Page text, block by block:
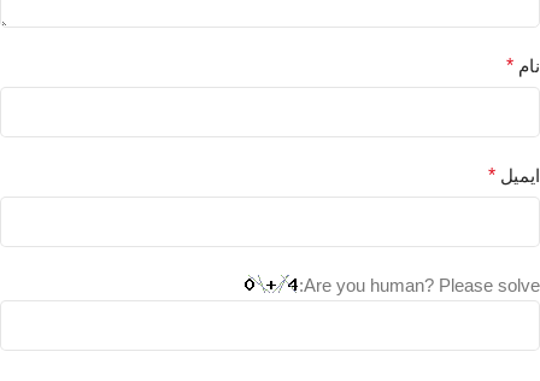
نام *
ایمیل *
Are you human? Please solve: